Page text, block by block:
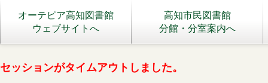
オーテピア高知図書館
ウェブサイトへ
高知市民図書館
分館・分室案内へ
セッションがタイムアウトしました。